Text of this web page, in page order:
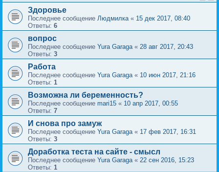
Здоровье
Последнее сообщение Людмилка« 15 дек 2017, 08:40
Ответы: 6
вопрос
Последнее сообщение Yura Garaga« 28 авг 2017, 20:43
Ответы: 3
Работа
Последнее сообщение Yura Garaga« 10 июн 2017, 21:16
Ответы: 1
Возможна ли беременность?
Последнее сообщение mari15 « 10 апр 2017, 00:55
Ответы: 7
И снова про замуж
Последнее сообщение Yura Garaga« 17 фев 2017, 16:31
Ответы: 3
Доработка теста на сайте - смысл
Последнее сообщение Yura Garaga« 22 сен 2016, 15:23
Ответы: 1